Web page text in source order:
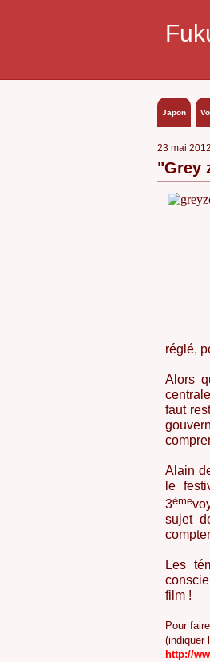
Japon
23 mai 2012
"Grey
réglé,
Alors
faut
Alain
le
3ème
sujet
Les
film !
Pour
(indiquer
http://